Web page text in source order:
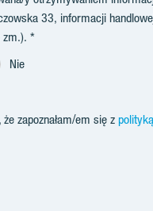
33, informacji
Nie
zapoznałam/em się z